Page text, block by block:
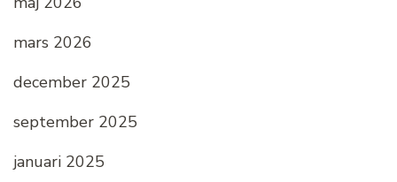
mars 2026
december 2025
september 2025
januari 2025